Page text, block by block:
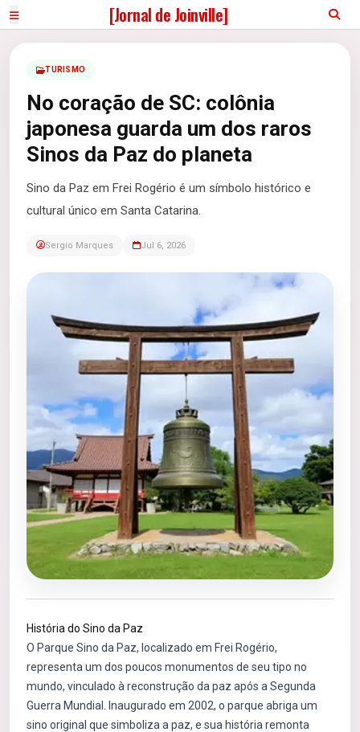
[Jornal de Joinville]
TURISMO
No coração de SC: colônia
japonesa guarda um dos raros
Sinos da Paz do planeta
Sino da Paz em Frei Rogério é um símbolo histórico e
cultural único em Santa Catarina.
Sergio Marques Jul 6, 2026
História do Sino da Paz
O Parque Sino da Paz, localizado em Frei Rogério,
representa um dos poucos monumentos de seu tipo no
mundo, vinculado à reconstrução da paz após a Segunda
Guerra Mundial. Inaugurado em 2002, o parque abriga um
sino original que simboliza a paz, e sua história remonta